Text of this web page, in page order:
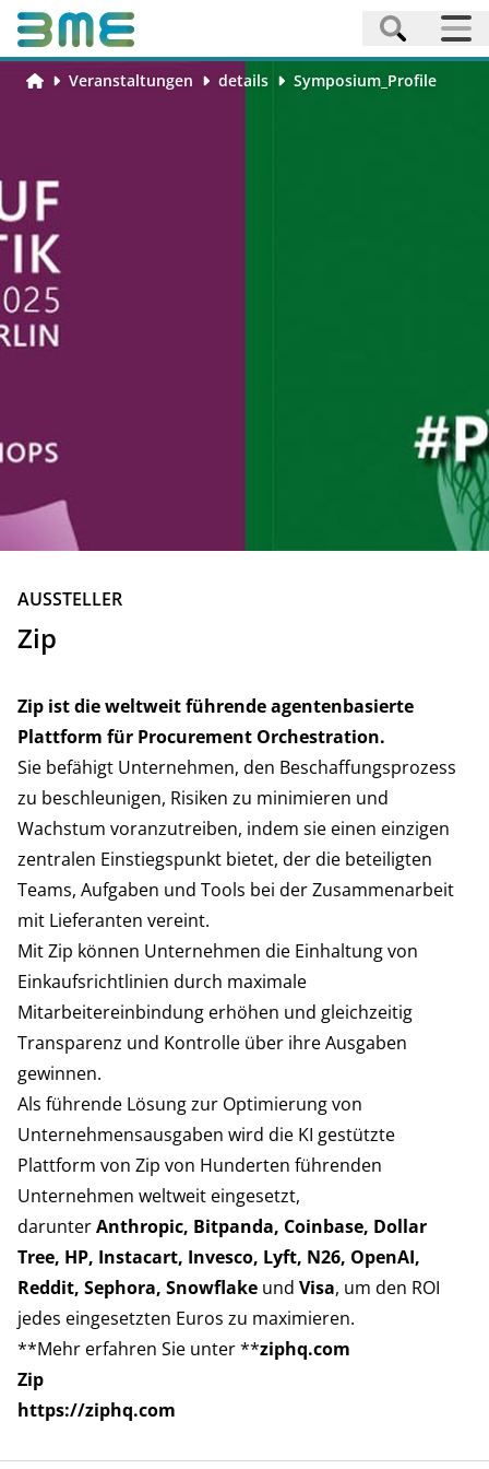
Veranstaltungen details Symposium_Profile
ZURÜCK
AUSSTELLER
Zip
Zip ist die weltweit führende agentenbasierte
Plattform für Procurement Orchestration.
Sie befähigt Unternehmen, den Beschaffungsprozess
zu beschleunigen, Risiken zu minimieren und
Wachstum voranzutreiben, indem sie einen einzigen
zentralen Einstiegspunkt bietet, der die beteiligten
Teams, Aufgaben und Tools bei der Zusammenarbeit
mit Lieferanten vereint.
Mit Zip können Unternehmen die Einhaltung von
Einkaufsrichtlinien durch maximale
Mitarbeitereinbindung erhöhen und gleichzeitig
Transparenz und Kontrolle über ihre Ausgaben
gewinnen.
Als führende Lösung zur Optimierung von
Unternehmensausgaben wird die KI gestützte
Plattform von Zip von Hunderten führenden
Unternehmen weltweit eingesetzt,
darunterAnthropic, Bitpanda, Coinbase, Dollar
Tree, HP, Instacart, Invesco, Lyft, N26, OpenAI,
Reddit, Sephora, Snowflake und Visa, um den ROI
jedes eingesetzten Euros zu maximieren.
**Mehr erfahren Sie unter **ziphq.com
Zip
https://ziphq.com